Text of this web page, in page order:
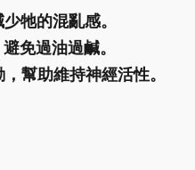
牠的混亂感。
免過油過鹹。
幫助維持神經活性。